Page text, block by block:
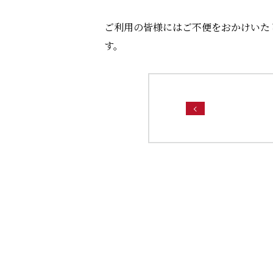
ご利用の皆様にはご不便をおかけい
す。